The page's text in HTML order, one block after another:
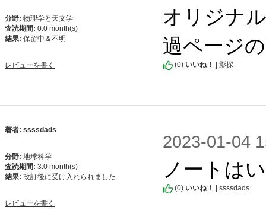
分野: 物理学と天文学
査読期間: 0.0 month(s)
結果: 保留中＆不明
レビューを書く
オリジナ
過ページ
(0) いいね！ | 影探
著者: ssssdads
分野: 地球科学
査読期間: 3.0 month(s)
結果: 改訂後に受け入れられました
レビューを書く
2023-01-04
ノートは
(0) いいね！ | ssssdads